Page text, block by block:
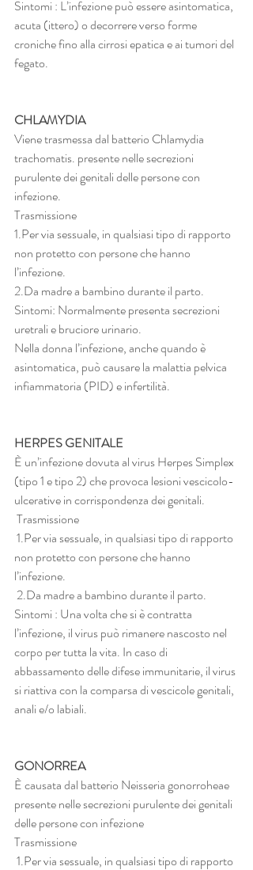
Sintomi : L’infezione può essere asintomatica,
acuta (ittero) o decorrere verso forme
croniche fino alla cirrosi epatica e ai tumori del
fegato.
CHLAMYDIA
Viene trasmessa dal batterio Chlamydia
trachomatis. presente nelle secrezioni
purulente dei genitali delle persone con
infezione.
Trasmissione
1.Per via sessuale, in qualsiasi tipo di rapporto
non protetto con persone che hanno
l’infezione.
2.Da madre a bambino durante il parto.
Sintomi: Normalmente presenta secrezioni
uretrali e bruciore urinario.
Nella donna l’infezione, anche quando è
asintomatica, può causare la malattia pelvica
infiammatoria (PID) e infertilità.
HERPES GENITALE
È un’infezione dovuta al virus Herpes Simplex
(tipo 1 e tipo 2) che provoca lesioni vescicolo-
ulcerative in corrispondenza dei genitali.
Trasmissione
non protetto con persone che hanno
l’infezione.
2.Da madre a bambino durante il parto.
Sintomi : Una volta che si è contratta
l’infezione, il virus può rimanere nascosto nel
corpo per tutta la vita. In caso di
abbassamento delle difese immunitarie, il virus
si riattiva con la comparsa di vescicole genitali,
anali e/o labiali.
GONORREA
È causata dal batterio Neisseria gonorroheae
presente nelle secrezioni purulente dei genitali
delle persone con infezione
Trasmissione